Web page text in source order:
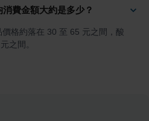
消費金額大約是多少？
價格約落在 30 至 65 元之間，酸
之間。